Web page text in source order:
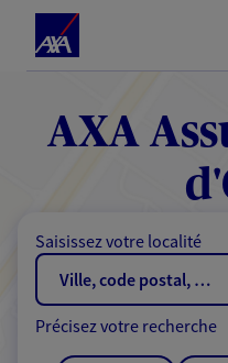
AXA
Saisissez votre localité
Précisez votre recherche